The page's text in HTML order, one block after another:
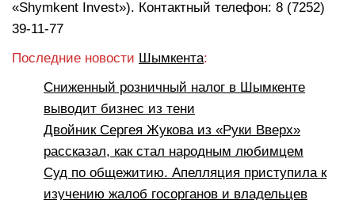
«Shymkent Invest»). Контактный телефон: 8 (7252)
39-11-77
Последние новости Шымкента:
Сниженный розничный налог в Шымкенте
выводит бизнес из тени
Двойник Сергея Жукова из «Руки Вверх»
рассказал, как стал народным любимцем
Суд по общежитию. Апелляция приступила к
изучению жалоб госорганов и владельцев